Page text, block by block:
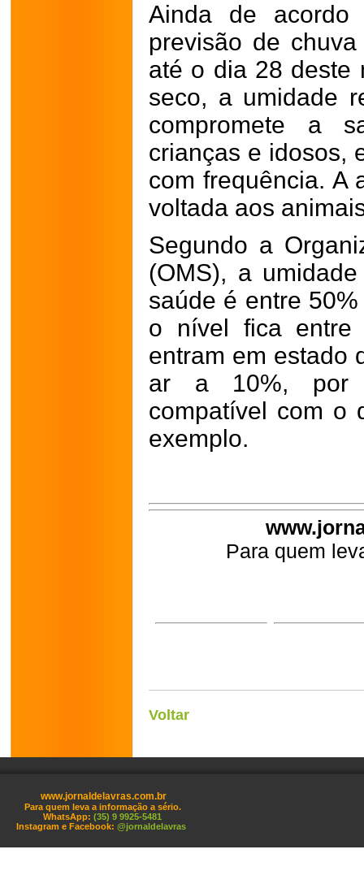
Ainda de
previsão de
até o dia 28 deste
seco, a umidade
compromete a
crianças e idosos,
com frequência. A
voltada aos
Segundo a
(OMS), a
saúde é entre
o nível fica
entram em estado
ar a 10%, por
compatível com o
exemplo.
Para quem
Voltar
www.jornaldelavras.com.br
Para quem leva a informação a sério.
WhatsApp: (35) 9 9925-5481
Instagram e Facebook: @jornaldelavras